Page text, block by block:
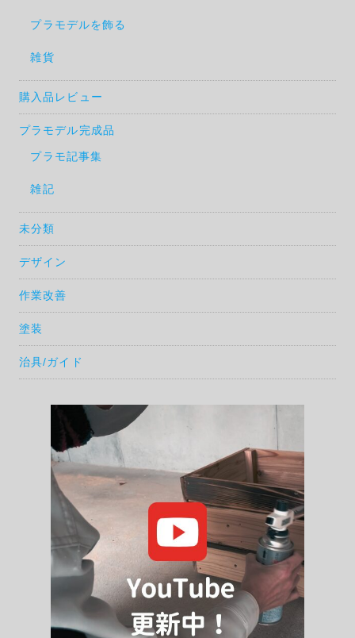
プラモデルを飾る
雑貨
購入品レビュー
プラモデル完成品
プラモ記事集
雑記
未分類
デザイン
作業改善
塗装
治具/ガイド